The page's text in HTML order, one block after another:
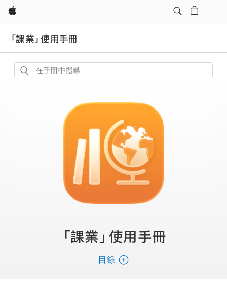
Apple
「課業」使用手冊
在
「課業」 使用手冊
目錄